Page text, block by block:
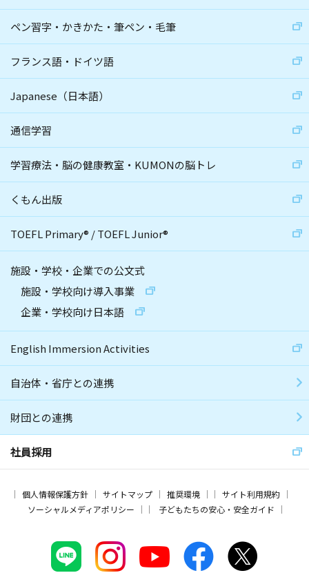
ペン習字・かきかた・筆ペン・毛筆
フランス語・ドイツ語
Japanese（日本語）
通信学習
学習療法・脳の健康教室・KUMONの脳トレ
くもん出版
TOEFL Primary® /TOEFL Junior®
施設・学校・企業での公文式
施設・学校向け導入事業
企業・学校向け日本語
English Immersion Activities
自治体・省庁との連携
財団との連携
社員採用
個人情報保護方針 サイトマップ 推奨環境
サイト利用規約
ソーシャルメディアポリシー
子どもたちの安心・安全ガイド